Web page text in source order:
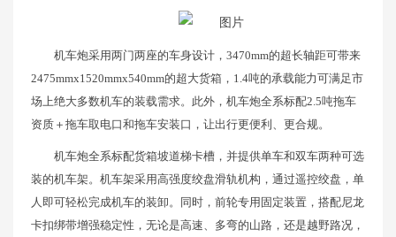
机车炮采用两门两座的车身设计，3470mm的超长轴距可带来
2475mmx1520mmx540mm的超大货箱，1.4吨的承载能力可满足市
场上绝大多数机车的装载需求。此外，机车炮全系标配2.5吨拖车
资质＋拖车取电口和拖车安装口，让出行更便利、更合规。
机车炮全系标配货箱坡道梯卡槽，并提供单车和双车两种可选
装的机车架。机车架采用高强度绞盘滑轨机构，通过遥控绞盘，单
人即可轻松完成机车的装卸。同时，前轮专用固定装置，搭配尼龙
卡扣绑带增强稳定性，无论是高速、多弯的山路，还是越野路况，